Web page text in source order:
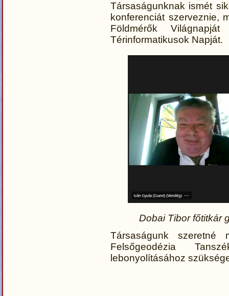
Társaságunknak ismét
konferenciát szerveznie,
Földmérők
Térinformatikusok Napját.
Dobai Tibor főtitkár
Társaságunk
Felsőgeodézia
lebonyolításához